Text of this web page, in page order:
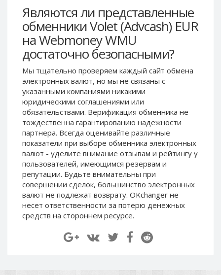
Являются ли представленные
обменники Volet (Advcash) EUR
на Webmoney WMU
достаточно безопасными?
Мы тщательно проверяем каждый сайт обмена
электронных валют, но мы не связаны c
указанными компаниями никакими
юридическими соглашениями или
обязательствами. Верификация обменника не
тождественна гарантированию надежности
партнера. Всегда оценивайте различные
показатели при выборе обменника электронных
валют - уделите внимание отзывам и рейтингу у
пользователей, имеющимся резервам и
репутации. Будьте внимательны при
совершении сделок, большинство электронных
валют не подлежат возврату. OKchanger не
несет ответственности за потерю денежных
средств на стороннем ресурсе.
AliPay CNY
UnionPay CNY
Paymer USD
Paymer RUB
Paymer UAH
Capitalist USD
Capitalist RUB
Capitalist EUR
Payoneer USD
Revolut Binance USD
(BUSD)
Revolut USD
Revolut GBP
Global24 UAH
Piastrix RUB
AliPay CNY
UnionPay CNY
Paymer USD
Paymer UAH
Capitalist USD
Capitalist RUB
Capitalist EUR
Payoneer USD
Payoneer EUR
Revolut Binance USD
(BUSD)
Revolut USD
Revolut EUR
Revolut GBP
Piastrix RUB